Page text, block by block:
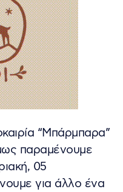
“Μπάρμπαρα”
παραμένουμε
05
για άλλο ένα